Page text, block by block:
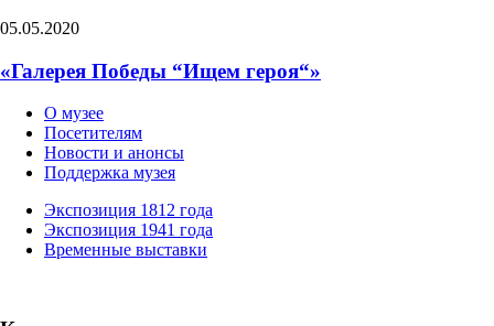
05.05.2020
«Галерея Победы “Ищем героя“»
О музее
Посетителям
Новости и анонсы
Поддержка музея
Экспозиция 1812 года
Экспозиция 1941 года
Временные выставки